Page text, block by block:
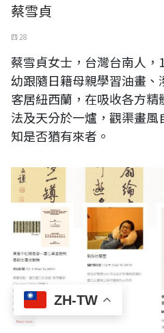
ZH-TW
蔡雪貞
四 28
蔡雪貞女士，台灣台南人，
幼跟隨日籍母親學習油畫
客居紐西蘭，在吸收各方
法及天分於一爐，觀渠畫
知是否猶有來者。